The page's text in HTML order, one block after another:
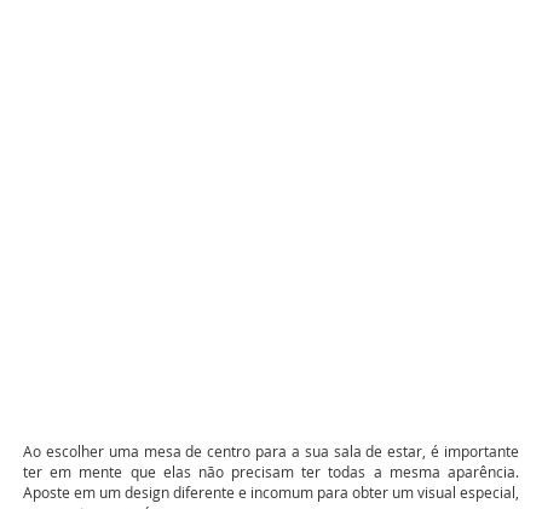
Ao escolher uma mesa de centro para a sua sala de estar, é importante
ter em mente que elas não precisam ter todas a mesma aparência.
Aposte em um design diferente e incomum para obter um visual especial,